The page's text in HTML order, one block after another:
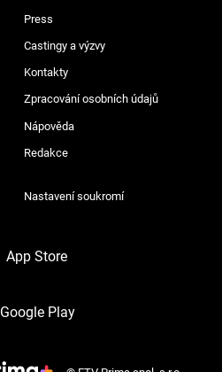
Press
Castingy a výzvy
Kontakty
Zpracování osobních údajů
Nápověda
Redakce
Nastavení soukromí
App Store
Google Play